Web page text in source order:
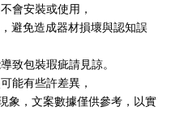
會安裝或使用，
避免造成器材損壞與認知誤
致包裝瑕疵請見諒。
能有些許差異，
象，文案數據僅供參考，以實